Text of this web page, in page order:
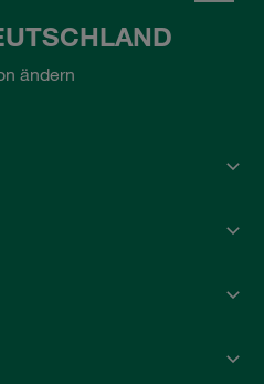
ändern